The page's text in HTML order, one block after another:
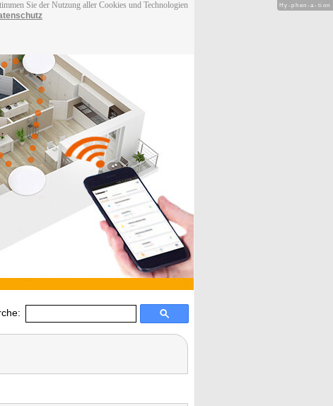
Sie der Nutzung aller Cookies und Technologien
Hy-phen-a-tion